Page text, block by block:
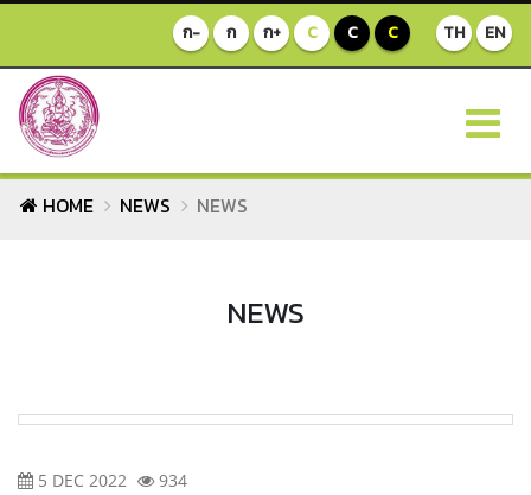
TH EN
ก- ก ก+ C C C
HOME NEWS NEWS
NEWS
5 DEC 2022 934